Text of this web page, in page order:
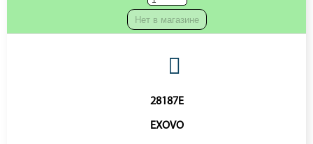
Нет в магазине
28187E
EXOVO